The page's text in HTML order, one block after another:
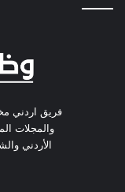
فريق اردني
والمجلات
الأردني